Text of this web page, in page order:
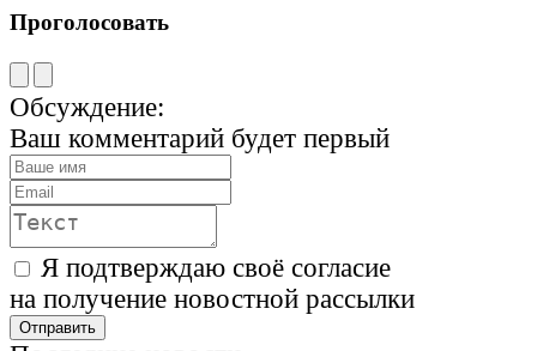
Проголосовать
Обсуждение:
Ваш комментарий будет первый
Я подтверждаю своё согласие
на получение новостной рассылки